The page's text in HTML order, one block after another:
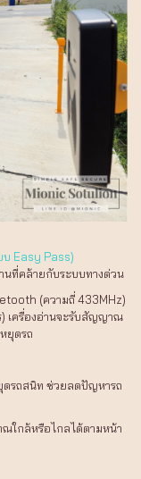
Easy Pass)
นที่คล้ายกับระบบทางด่วน
(ความถี่ 433MHz)
) เครื่องอ่านจะรับสัญญาณ
ยุดรถ
ดรถสนิท ช่วยลดปัญหารถ
ใกล้หรือไกลได้ตามหน้า